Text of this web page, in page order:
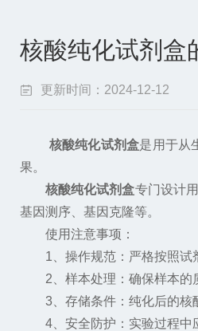
核酸纯化试剂盒
更新时间：2024-12-12
核酸纯化试剂盒是用于从
果。
核酸纯化试剂盒专门设计
基因测序、基因克隆等。
使用注意事项：
1、操作规范：严格按照试
2、样本处理：确保样本的
3、存储条件：纯化后的核
4、安全防护：实验过程中应